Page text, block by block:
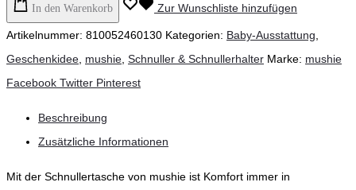
Schnullerhalter,
blush
Menge
In den Warenkorb Zur Wunschliste hinzufügen
Artikelnummer: 810052460130 Kategorien: Baby-Ausstattung
Geschenkidee mushie Schnuller & Schnullerhalter Marke: mushie
Teilen
Facebook Twitter Pinterest
Beschreibung
Zusätzliche Informationen
Mit der Schnullertasche von mushie ist Komfort immer in